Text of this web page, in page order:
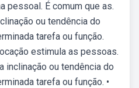
pessoal. É comum que as.
ou tendência do
tarefa ou função.
estimula as pessoas.
inclinação ou tendência do
tarefa ou função. •